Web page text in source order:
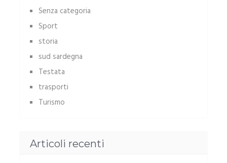
Senza categoria
Sport
storia
sud sardegna
Testata
trasporti
Turismo
Articoli recenti